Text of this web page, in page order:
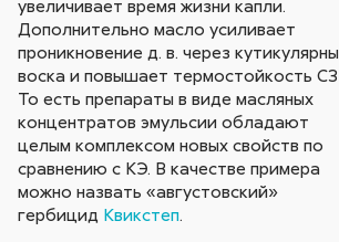
увеличивает время жизни капли.
Дополнительно масло усиливает
проникновение д. в. через
воска и повышает термостойкость
То есть препараты в виде масляных
концентратов эмульсии обладают
целым комплексом новых свойств по
сравнению с КЭ. В качестве примера
можно назвать «августовский»
гербицид Квикстеп.